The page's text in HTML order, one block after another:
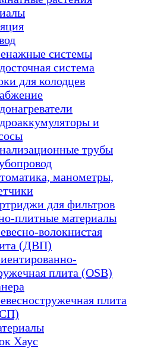
системы
система
для колодцев
и
трубы
манометры,
для фильтров
плитные материалы
волокнистая
(ДВП)
плита (OSB)
плита
Хаус